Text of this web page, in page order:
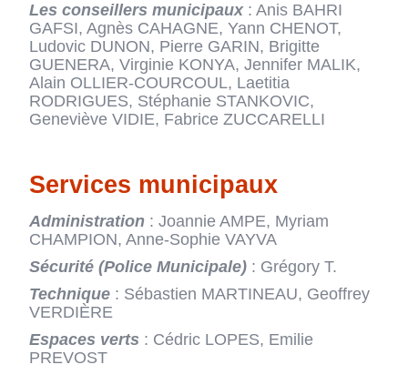
Les conseillers municipaux: Anis BAHRI
GAFSI, Agnès CAHAGNE, Yann CHENOT,
Ludovic DUNON, Pierre GARIN, Brigitte
GUENERA, Virginie KONYA, Jennifer MALIK,
Alain OLLIER-COURCOUL, Laetitia
RODRIGUES, Stéphanie STANKOVIC,
Geneviève VIDIE, Fabrice ZUCCARELLI
Services municipaux
Administration : Joannie AMPE, Myriam
CHAMPION, Anne-Sophie VAYVA
Sécurité (Police Municipale) : Grégory T.
Technique : Sébastien MARTINEAU, Geoffrey
VERDIÈRE
Espaces verts : Cédric LOPES, Emilie
PREVOST